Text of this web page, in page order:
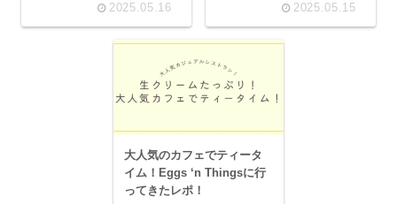
2025.05.16
2025.05.15
大人気のカフェでティータ
イム！Eggs ‘n Thingsに行
ってきたレポ！